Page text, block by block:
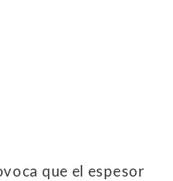
que el espesor